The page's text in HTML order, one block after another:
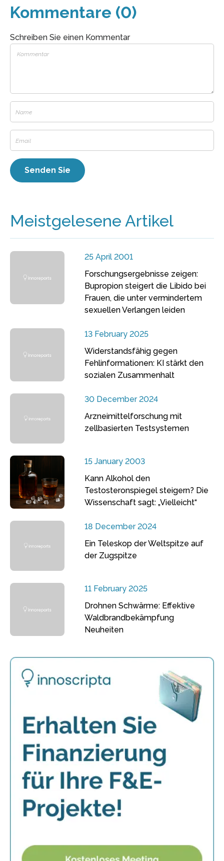
Kommentare (0)
Schreiben Sie einen Kommentar
Meistgelesene Artikel
25 April 2001
Forschungsergebnisse zeigen:
Bupropion steigert die Libido bei
Frauen, die unter vermindertem
sexuellen Verlangen leiden
13 February 2025
Widerstandsfähig gegen
Fehlinformationen: KI stärkt den
sozialen Zusammenhalt
30 December 2024
Arzneimittelforschung mit
zellbasierten Testsystemen
15 January 2003
Kann Alkohol den
Testosteronspiegel steigern? Die
Wissenschaft sagt: „Vielleicht“
18 December 2024
Ein Teleskop der Weltspitze auf
der Zugspitze
11 February 2025
Drohnen Schwärme: Effektive
Waldbrandbekämpfung
Neuheiten